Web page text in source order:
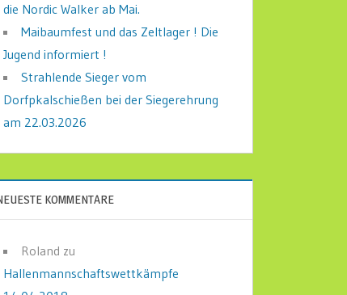
die Nordic Walker ab Mai.
Maibaumfest und das Zeltlager ! Die
Jugend informiert !
Strahlende Sieger vom
Dorfpkalschießen bei der Siegerehrung
am 22.03.2026
KOMMENTARE
Roland zu
Hallenmannschaftswettkämpfe